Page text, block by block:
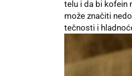
telu i da bi kofein
može značiti
tečnosti i